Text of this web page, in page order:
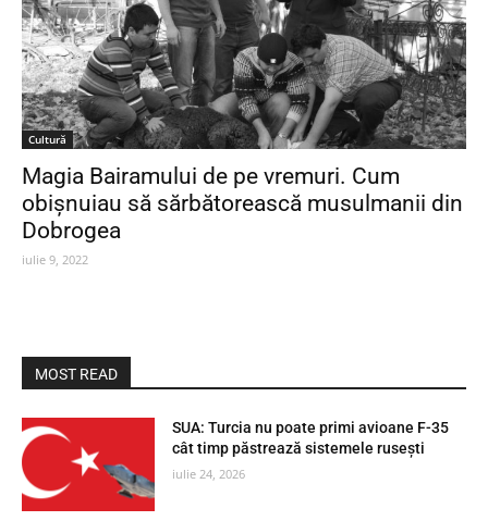
Cultură
Magia Bairamului de pe vremuri. Cum
obișnuiau să sărbătorească musulmanii din
Dobrogea
iulie 9, 2022
MOST READ
SUA: Turcia nu poate primi avioane F-35
cât timp păstrează sistemele rusești
iulie 24, 2026